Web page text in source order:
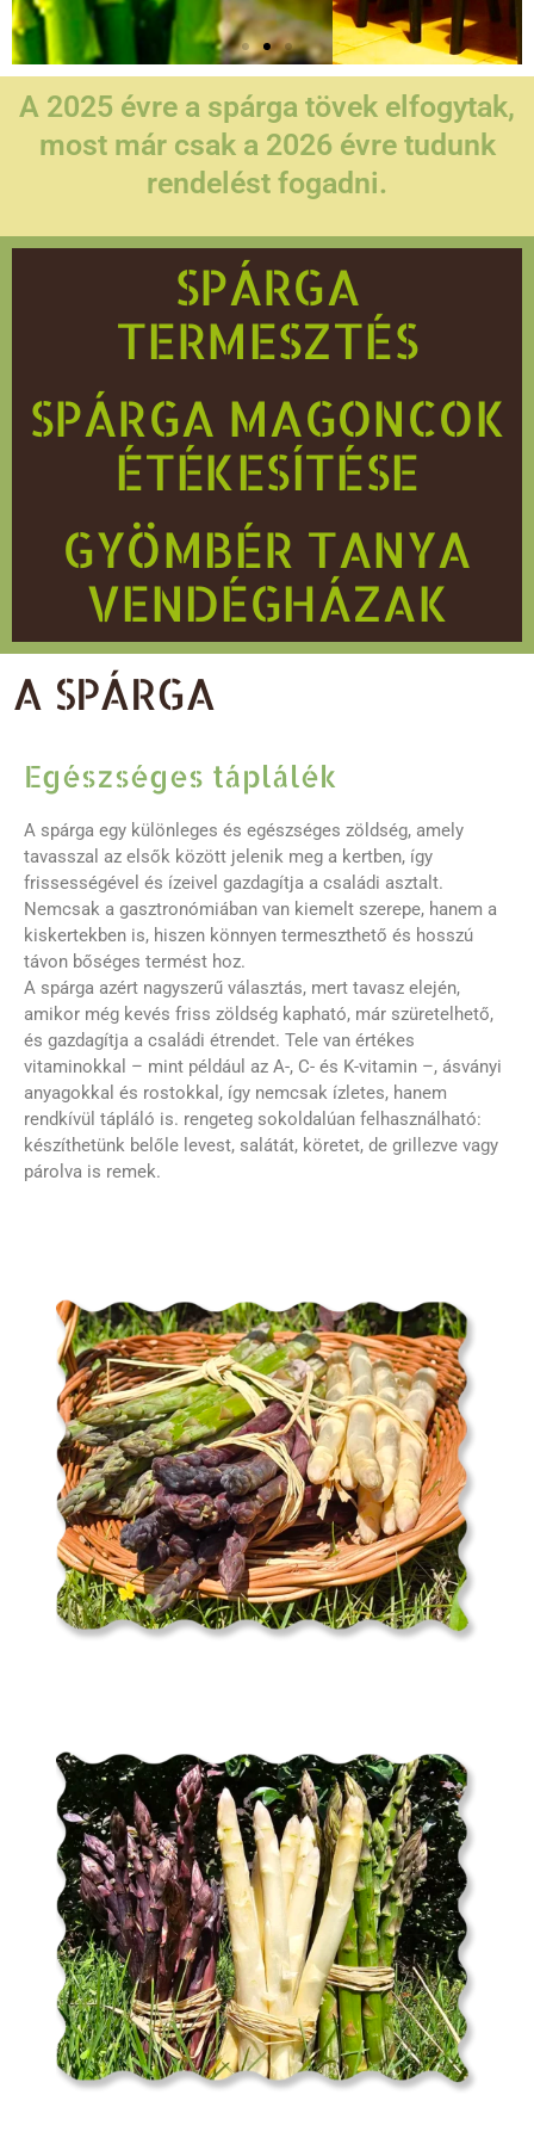
A 2025 évre a spárga tövek elfogytak,
most már csak a 2026 évre tudunk
rendelést fogadni.
SPÁRGA
TERMESZTÉS
SPÁRGA MAGONCOK
ÉTÉKESÍTÉSE
GYÖMBÉR TANYA
VENDÉGHÁZAK
A SPÁRGA
Egészséges táplálék
A spárga egy különleges és egészséges zöldség, amely
tavasszal az elsők között jelenik meg a kertben, így
frissességével és ízeivel gazdagítja a családi asztalt.
Nemcsak a gasztronómiában van kiemelt szerepe, hanem a
kiskertekben is, hiszen könnyen termeszthető és hosszú
távon bőséges termést hoz.
A spárga azért nagyszerű választás, mert tavasz elején,
amikor még kevés friss zöldség kapható, már szüretelhető,
és gazdagítja a családi étrendet. Tele van értékes
vitaminokkal – mint például az A-, C- és K-vitamin –, ásványi
anyagokkal és rostokkal, így nemcsak ízletes, hanem
rendkívül tápláló is. rengeteg sokoldalúan felhasználható:
készíthetünk belőle levest, salátát, köretet, de grillezve vagy
párolva is remek.